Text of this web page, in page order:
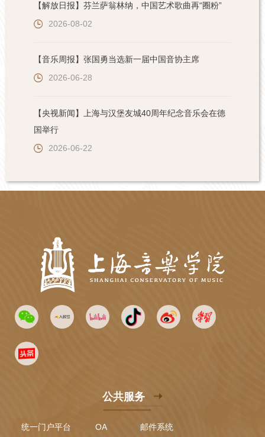
【解放日报】芬兰萨翁林纳，中国艺术歌曲再“圈粉”
2026-08-02
【音乐周报】张国勇当选新一届中国音协主席
2026-06-28
【央视新闻】上海与汉堡友城40周年纪念音乐会在德
国举行
2026-06-22
公共服务
统一门户平台 OA 邮件系统